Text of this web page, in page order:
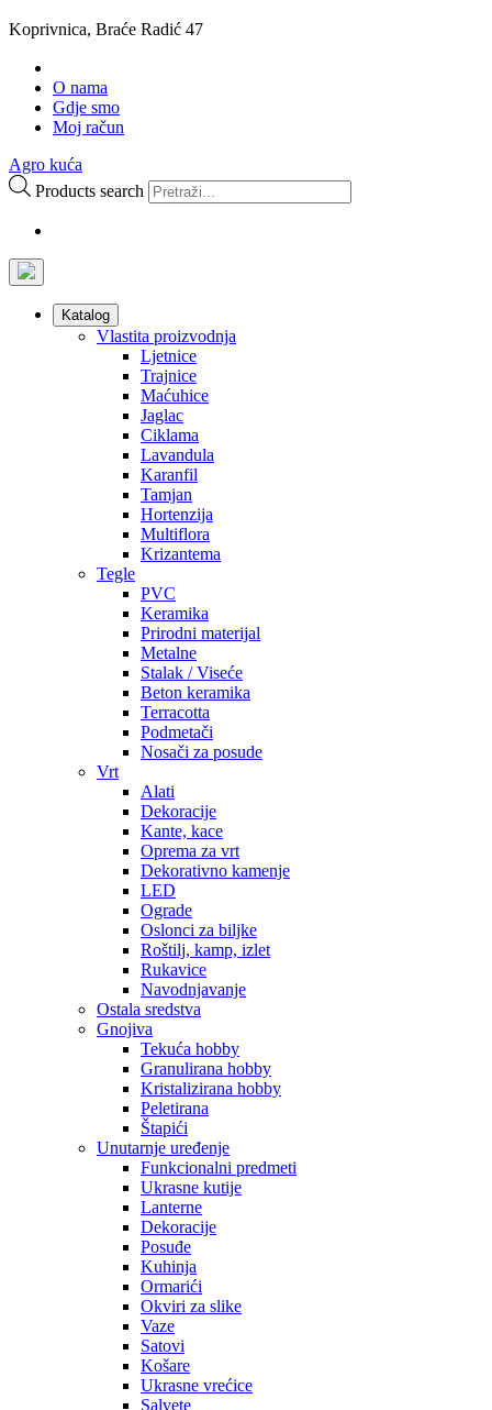
Koprivnica, Braće Radić 47
O nama
Gdje smo
Moj račun
Agro kuća
Products search
Katalog
Vlastita proizvodnja
Ljetnice
Trajnice
Maćuhice
Jaglac
Ciklama
Lavandula
Karanfil
Tamjan
Hortenzija
Multiflora
Krizantema
Tegle
PVC
Keramika
Prirodni materijal
Metalne
Stalak / Viseće
Beton keramika
Terracotta
Podmetači
Nosači za posude
Vrt
Alati
Dekoracije
Kante, kace
Oprema za vrt
Dekorativno kamenje
LED
Ograde
Oslonci za biljke
Roštilj, kamp, izlet
Rukavice
Navodnjavanje
Ostala sredstva
Gnojiva
Tekuća hobby
Granulirana hobby
Kristalizirana hobby
Peletirana
Štapići
Unutarnje uređenje
Funkcionalni predmeti
Ukrasne kutije
Lanterne
Dekoracije
Posuđe
Kuhinja
Ormarići
Okviri za slike
Vaze
Satovi
Košare
Ukrasne vrećice
Salvete